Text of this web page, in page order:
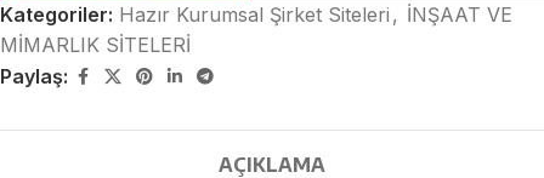
Kategoriler: Hazır Kurumsal Şirket Siteleri , İNŞAAT VE
MİMARLIK SİTELERİ
Paylaş:
AÇIKLAMA